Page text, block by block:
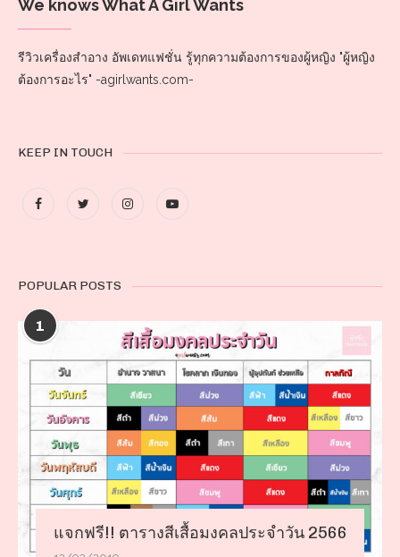
We knows What A Girl Wants
รีวิวเครื่องสำอาง อัพเดทแฟชั่น รู้ทุกความต้องการของผู้หญิง "ผู้หญิง
ต้องการอะไร" -agirlwants.com-
KEEP IN TOUCH
POPULAR POSTS
1
แจกฟรี!! ตารางสีเสื้อมงคลประจำวัน 2566